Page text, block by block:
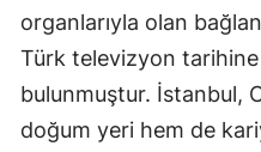
organlarıyla olan
Türk televizyon tarihine
bulunmuştur. İstanbul,
doğum yeri hem de